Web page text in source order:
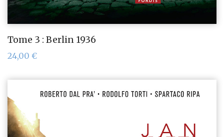
Tome 3 : Berlin 1936
24,00 €